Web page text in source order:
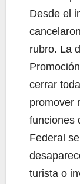
Desde el
rubro. La
cerrar
promover
funciones
Federal
turista o